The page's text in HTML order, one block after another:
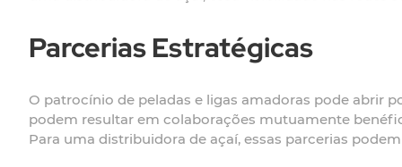
Parcerias Estratégicas
O patrocínio de peladas e ligas amadoras pode abrir
podem resultar em colaborações mutuamente
Para uma distribuidora de açaí, essas parcerias